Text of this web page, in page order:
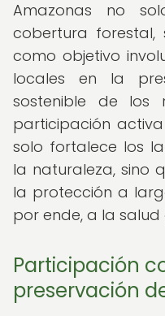
Amazonas no
cobertura forestal,
como objetivo
locales en la
sostenible de los
participación
solo fortalece los
la naturaleza, sino
la protección a
por ende, a la salud
Participación
preservación